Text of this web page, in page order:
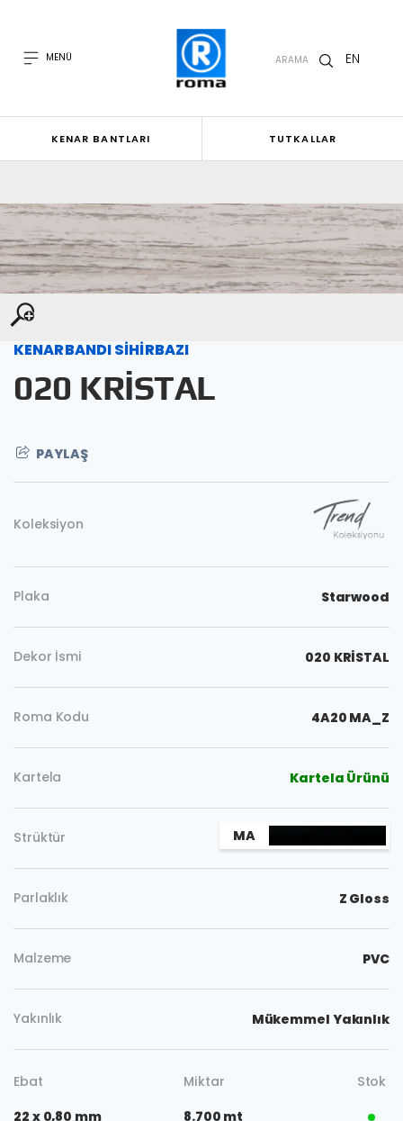
MENÜ ARAMA EN
KENAR BANTLARI TUTKALLAR
KENARBANDI SİHİRBAZI
020 KRİSTAL
PAYLAŞ
Koleksiyon
Plaka Starwood
Dekor İsmi 020 KRİSTAL
Roma Kodu 4A20 MA_Z
Kartela Kartela Ürünü
Strüktür MA
Parlaklık Z Gloss
Malzeme PVC
Yakınlık Mükemmel Yakınlık
Ebat Miktar
Stok
22 x 0,80 mm
8.700 mt
Kopyala